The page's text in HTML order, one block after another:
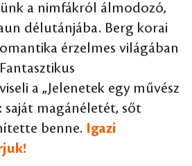
a nimfákról álmodozó,
délutánjába. Berg korai
érzelmes világában
a „Jelenetek egy művész
magánéletét, sőt
benne. Igazi